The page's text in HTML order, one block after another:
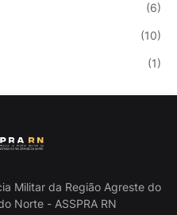
(6)
(10)
(1)
Militar da Região Agreste do
Norte - ASSPRA RN